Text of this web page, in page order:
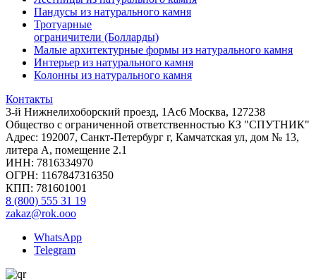
Пандусы из натурального камня
Тротуарные
ограничители (Болларды)
Малые архитектурные формы из натурального камня
Интерьер из натурального камня
Колонны из натурального камня
Контакты
3-й Нижнелихоборский проезд, 1Ас6 Москва, 127238
Общество с ограниченной ответственностью КЗ "СПУТНИК"
Адрес: 192007, Санкт-Петербург г, Камчатская ул, дом № 13,
литера А, помещение 2.1
ИНН: 7816334970
ОГРН: 1167847316350
КПП: 781601001
8 (800) 555 31 19
zakaz@rok.ooo
WhatsApp
Telegram